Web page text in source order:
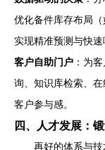
优化备件库存布局
实现精准预测与快速
客户自助门户 ：为
询、知识库检索、
客户参与感。
四、人才发展：
再好的体系与